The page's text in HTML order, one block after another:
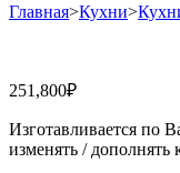
Главная>Кухни>
251,800₽
Изготавливается по
изменять / дополнять